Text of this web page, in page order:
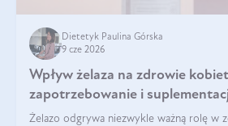
Dietetyk Paulina Górska
9 cze 2026
Wpływ żelaza na zdrowie
zapotrzebowanie i
Żelazo odgrywa niezwykle ważną rolę w